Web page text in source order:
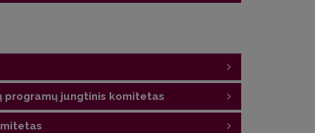
programų jungtinis komitetas